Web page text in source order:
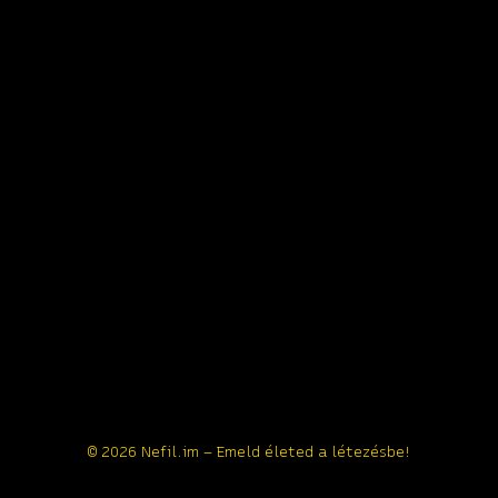
© 2026 Nefil.im – Emeld életed a létezésbe!